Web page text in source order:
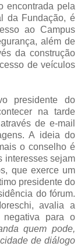
encontrada pela
da Fundação, é
ao Campus
além de
da construção
de veículos
presidente do
na tarde
de e-mail
A ideia do
o conselho é
interesses sejam
que exerce um
presidente do
do fórum.
avalia a
negativa para o
quem pode,
de diálogo